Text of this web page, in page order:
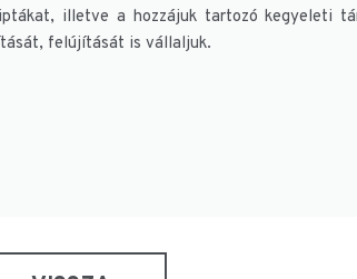
illetve a hozzájuk tartozó kegyeleti
felújítását is vállaljuk.